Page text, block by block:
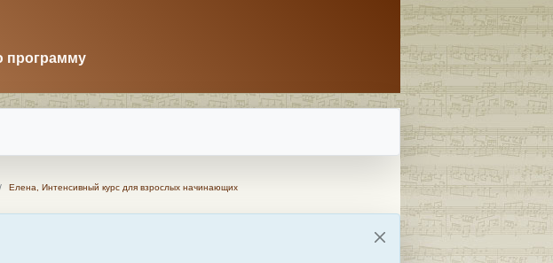
программу
Елена, Интенсивный курс для взрослых начинающих